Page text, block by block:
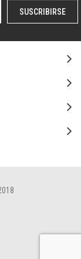
SUSCRIBIRSE